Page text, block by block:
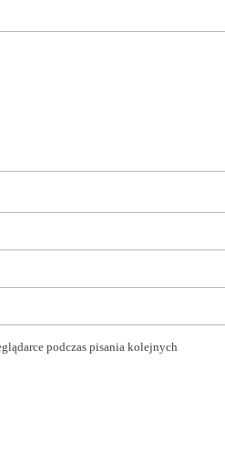
podczas pisania kolejnych